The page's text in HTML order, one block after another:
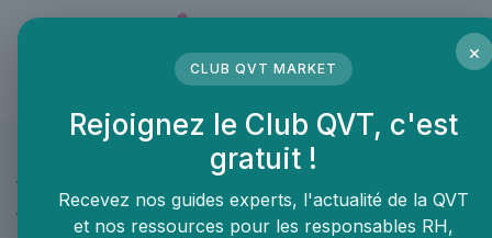
Grande Enquête 2025 sur l'IA et
la QVT
×
CLUB QVT MARKET
Rejoignez le Club QVT, c'est
gratuit !
Recevez nos guides experts, l'actualité de la QVT
et nos ressources pour les responsables RH,
Panneau de gestion des cookies